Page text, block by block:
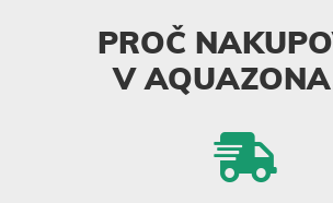
PROČ
V